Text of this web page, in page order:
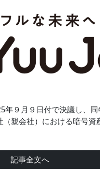
９月９日付で決議し、
親会社）における暗号
記事全文へ